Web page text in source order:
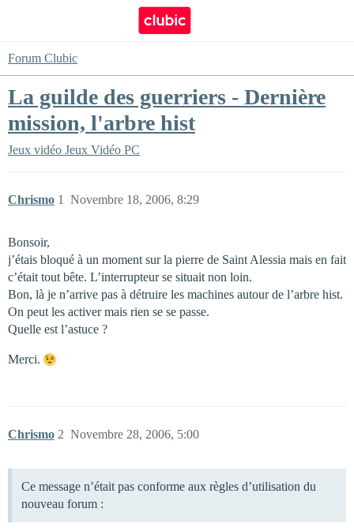
Forum Clubic
La guilde des guerriers - Dernière
mission, l'arbre hist
Jeux vidéo Jeux Vidéo PC
Chrismo Novembre 18, 2006, 8:29
1
Bonsoir,
j’étais bloqué à un moment sur la pierre de Saint Alessia mais en fait
c’était tout bête. L’interrupteur se situait non loin.
Bon, là je n’arrive pas à détruire les machines autour de l’arbre hist.
On peut les activer mais rien se se passe.
Quelle est l’astuce ?
Merci.
Chrismo Novembre 28, 2006, 5:00
2
Ce message n’était pas conforme aux règles d’utilisation du
nouveau forum :